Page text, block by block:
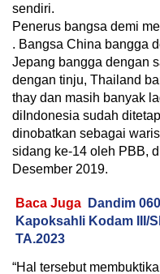
sendiri.
Penerus bangsa demi
. Bangsa China bangga
Jepang bangga dengan
dengan tinju, Thailand
thay dan masih banyak
diIndonesia sudah
dinobatkan sebagai
sidang ke-14 oleh PBB,
Desember 2019.
Baca Juga
Dandim
Kapoksahli Kodam III/
TA.2023
“Hal tersebut